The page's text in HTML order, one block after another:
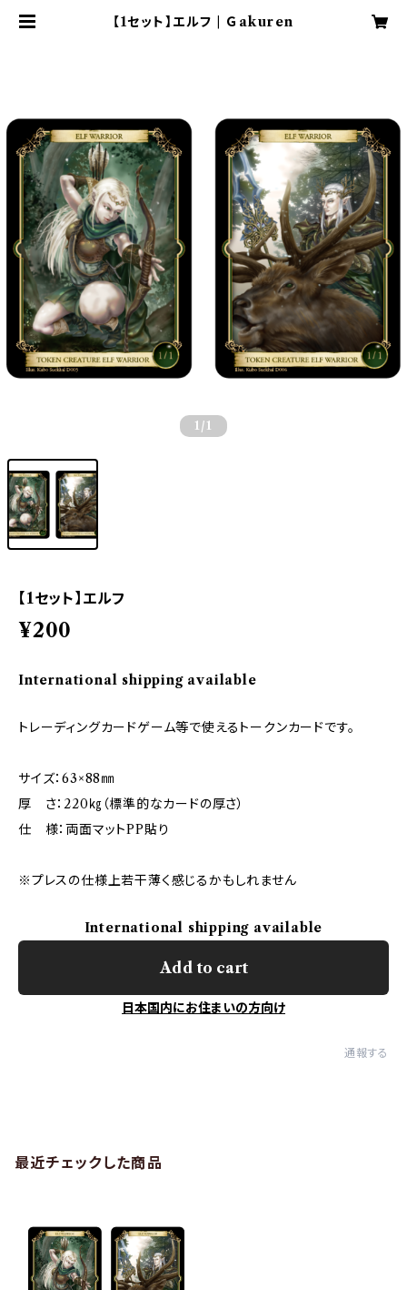
【1セット】エルフ | Ｇakuren
1 /1
【1セット】エルフ
¥200
International shipping available
トレーディングカードゲーム等で使えるトークンカードです。
サイズ：63×88㎜
厚 さ：220㎏（標準的なカードの厚さ）
仕 様：両面マットPP貼り
※プレスの仕様上若干薄く感じるかもしれません
International shipping available
Add to cart
日本国内にお住まいの方向け
通報する
最近チェックした商品